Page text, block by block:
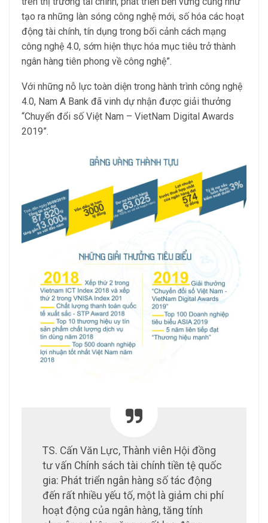
tạo ra những làn sóng công nghệ mới, số hóa các hoạt
động tài chính, tín dụng trong bối cảnh cách mạng
công nghệ 4.0, sớm hiện thực hóa mục tiêu trở thành
ngân hàng tiên phong về công nghệ”.
Với những nỗ lực toàn diện trong hành trình công nghệ
4.0, Nam A Bank đã vinh dự nhận được giải thưởng
“Chuyển đổi số Việt Nam – VietNam Digital Awards
2019”.
TS. Cấn Văn Lực, Thành viên Hội đồng
tư vấn Chính sách tài chính tiền tệ quốc
gia: Phát triển ngân hàng số tác động
đến rất nhiều yếu tố, một là giảm chi phí
hoạt động của ngân hàng, tăng tính